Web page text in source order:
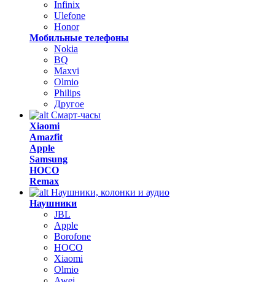
Infinix
Ulefone
Honor
Мобильные телефоны
Nokia
BQ
Maxvi
Olmio
Philips
Другое
Смарт-часы
Xiaomi
Amazfit
Apple
Samsung
HOCO
Remax
Наушники, колонки и аудио
Наушники
JBL
Apple
Borofone
HOCO
Xiaomi
Olmio